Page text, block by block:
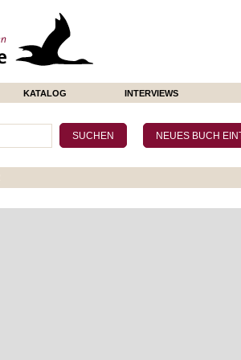
KATALOG INTERVIEWS